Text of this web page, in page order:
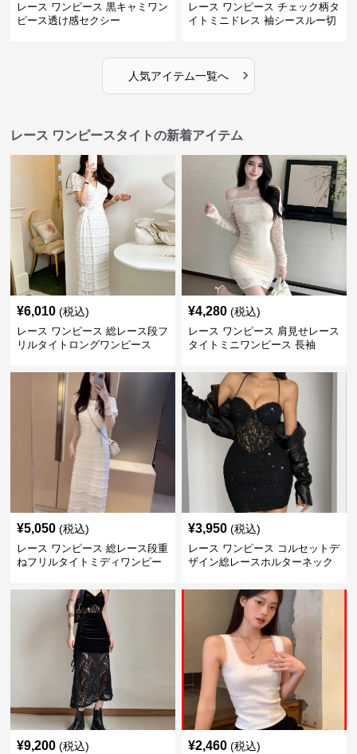
レース ワンピース 黒キャミワン
ピース透け感セクシー
レース ワンピース チェック柄タ
イトミニドレス 袖シースルー切
人気アイテム一覧へ ›
レース ワンピースタイトの新着アイテム
¥6,010 (税込)
レース ワンピース 総レース段フ
リルタイトロングワンピース
¥4,280 (税込)
レース ワンピース 肩見せレース
タイトミニワンピース 長袖
¥5,050 (税込)
レース ワンピース 総レース段重
ねフリルタイトミディワンピー
¥3,950 (税込)
レース ワンピース コルセットデ
ザイン総レースホルターネック
¥9,200 (税込) ¥2,460 (税込)